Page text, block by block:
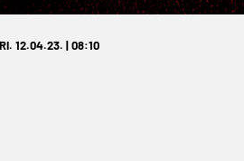
12.04.23. | 08:10